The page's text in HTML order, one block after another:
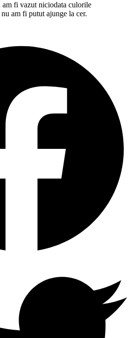
am fi vazut niciodata culorile
am fi putut ajunge la cer.